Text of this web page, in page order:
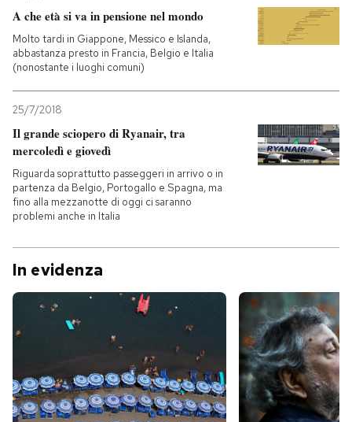
A che età si va in pensione nel mondo
Molto tardi in Giappone, Messico e Islanda,
abbastanza presto in Francia, Belgio e Italia
(nonostante i luoghi comuni)
25/7/2018
Il grande sciopero di Ryanair, tra
mercoledì e giovedì
Riguarda soprattutto passeggeri in arrivo o in
partenza da Belgio, Portogallo e Spagna, ma
fino alla mezzanotte di oggi ci saranno
problemi anche in Italia
In evidenza